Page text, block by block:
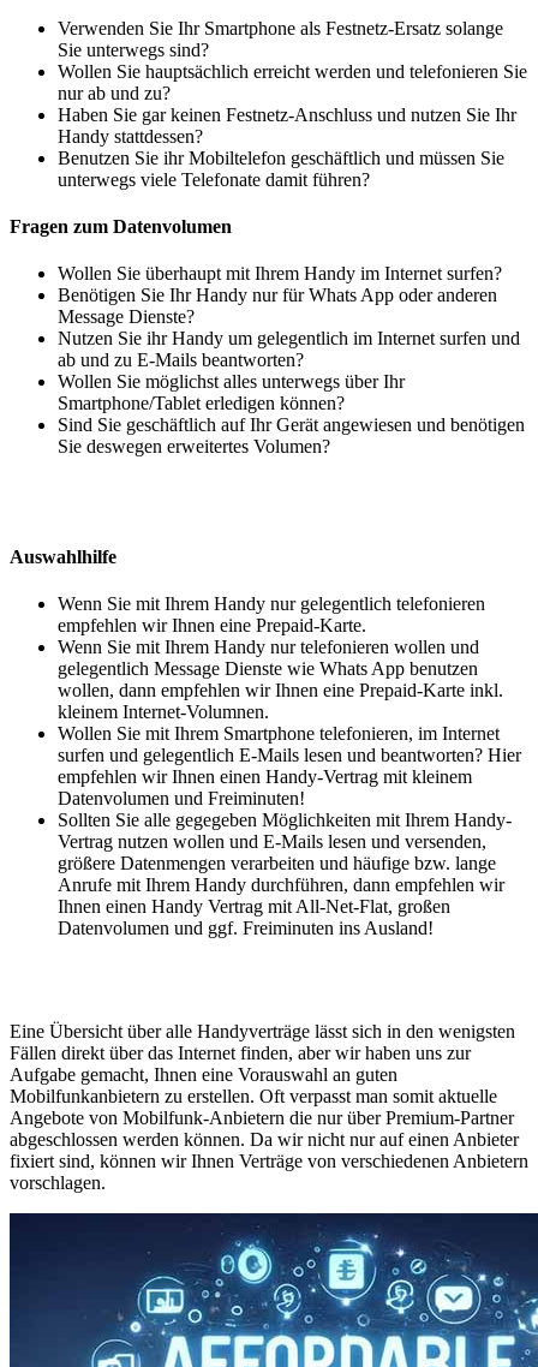
Verwenden Sie Ihr Smartphone als Festnetz-Ersatz solange
Sie unterwegs sind?
Wollen Sie hauptsächlich erreicht werden und telefonieren Sie
nur ab und zu?
Haben Sie gar keinen Festnetz-Anschluss und nutzen Sie Ihr
Handy stattdessen?
Benutzen Sie ihr Mobiltelefon geschäftlich und müssen Sie
unterwegs viele Telefonate damit führen?
Fragen zum Datenvolumen
Wollen Sie überhaupt mit Ihrem Handy im Internet surfen?
Benötigen Sie Ihr Handy nur für Whats App oder anderen
Message Dienste?
Nutzen Sie ihr Handy um gelegentlich im Internet surfen und
ab und zu E-Mails beantworten?
Wollen Sie möglichst alles unterwegs über Ihr
Smartphone/Tablet erledigen können?
Sind Sie geschäftlich auf Ihr Gerät angewiesen und benötigen
Sie deswegen erweitertes Volumen?
Auswahlhilfe
Wenn Sie mit Ihrem Handy nur gelegentlich telefonieren
empfehlen wir Ihnen eine Prepaid-Karte.
Wenn Sie mit Ihrem Handy nur telefonieren wollen und
gelegentlich Message Dienste wie Whats App benutzen
wollen, dann empfehlen wir Ihnen eine Prepaid-Karte inkl.
kleinem Internet-Volumnen.
Wollen Sie mit Ihrem Smartphone telefonieren, im Internet
surfen und gelegentlich E-Mails lesen und beantworten? Hier
empfehlen wir Ihnen einen Handy-Vertrag mit kleinem
Datenvolumen und Freiminuten!
Sollten Sie alle gegegeben Möglichkeiten mit Ihrem Handy-
Vertrag nutzen wollen und E-Mails lesen und versenden,
größere Datenmengen verarbeiten und häufige bzw. lange
Anrufe mit Ihrem Handy durchführen, dann empfehlen wir
Ihnen einen Handy Vertrag mit All-Net-Flat, großen
Datenvolumen und ggf. Freiminuten ins Ausland!
Eine Übersicht über alle Handyverträge lässt sich in den wenigsten
Fällen direkt über das Internet finden, aber wir haben uns zur
Aufgabe gemacht, Ihnen eine Vorauswahl an guten
Mobilfunkanbietern zu erstellen. Oft verpasst man somit aktuelle
Angebote von Mobilfunk-Anbietern die nur über Premium-Partner
abgeschlossen werden können. Da wir nicht nur auf einen Anbieter
fixiert sind, können wir Ihnen Verträge von verschiedenen Anbietern
vorschlagen.